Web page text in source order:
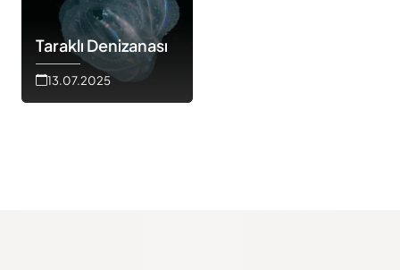
Taraklı Denizanası
13.07.2025